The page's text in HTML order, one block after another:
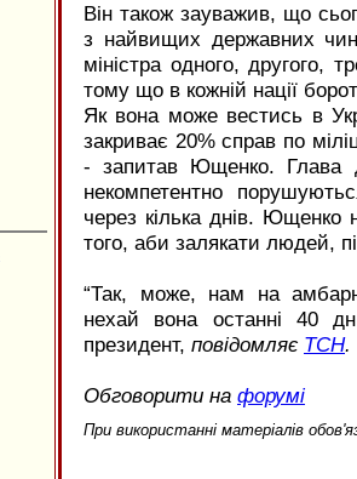
Він також зауважив, що
з найвищих державних
міністра одного, другого,
тому що в кожній нації
Як вона може вестись в
закриває 20% справ по
- запитав Ющенко. Глава
некомпетентно
через кілька днів.
того, аби залякати людей,
“Так, може, нам на
нехай вона останні 40
президент, повідомляє ТСН.
Обговорити на форумі
При використанні матеріалів